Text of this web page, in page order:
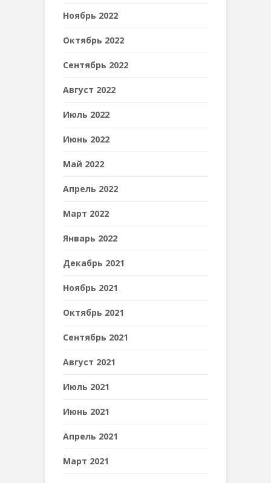
Ноябрь 2022
Октябрь 2022
Сентябрь 2022
Август 2022
Июль 2022
Июнь 2022
Май 2022
Апрель 2022
Март 2022
Январь 2022
Декабрь 2021
Ноябрь 2021
Октябрь 2021
Сентябрь 2021
Август 2021
Июль 2021
Июнь 2021
Апрель 2021
Март 2021